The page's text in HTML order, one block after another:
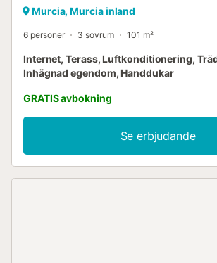
Murcia, Murcia inland
6 personer 3 sovrum 101 m²
Internet, Terass, Luftkonditionering,
Inhägnad egendom, Handdukar
GRATIS avbokning
Se erbjudande